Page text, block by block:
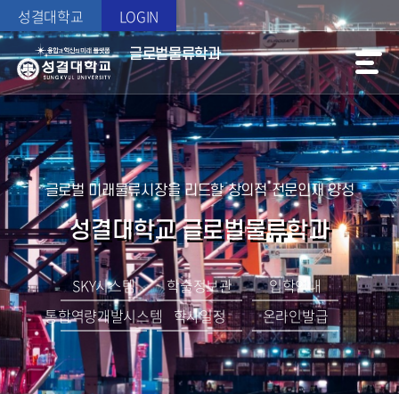
성결대학교 LOGIN
글로벌물류학과
글로벌 미래물류시장을 리드할 창의적 전문인재 양성
성결대학교 글로벌물류학과
SKY시스템 학술정보관
입학안내
통합역량개발시스템
학사일정 온라인발급